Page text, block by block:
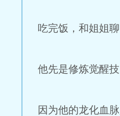
吃完饭，和姐姐
他先是修炼觉醒
因为他的龙化血